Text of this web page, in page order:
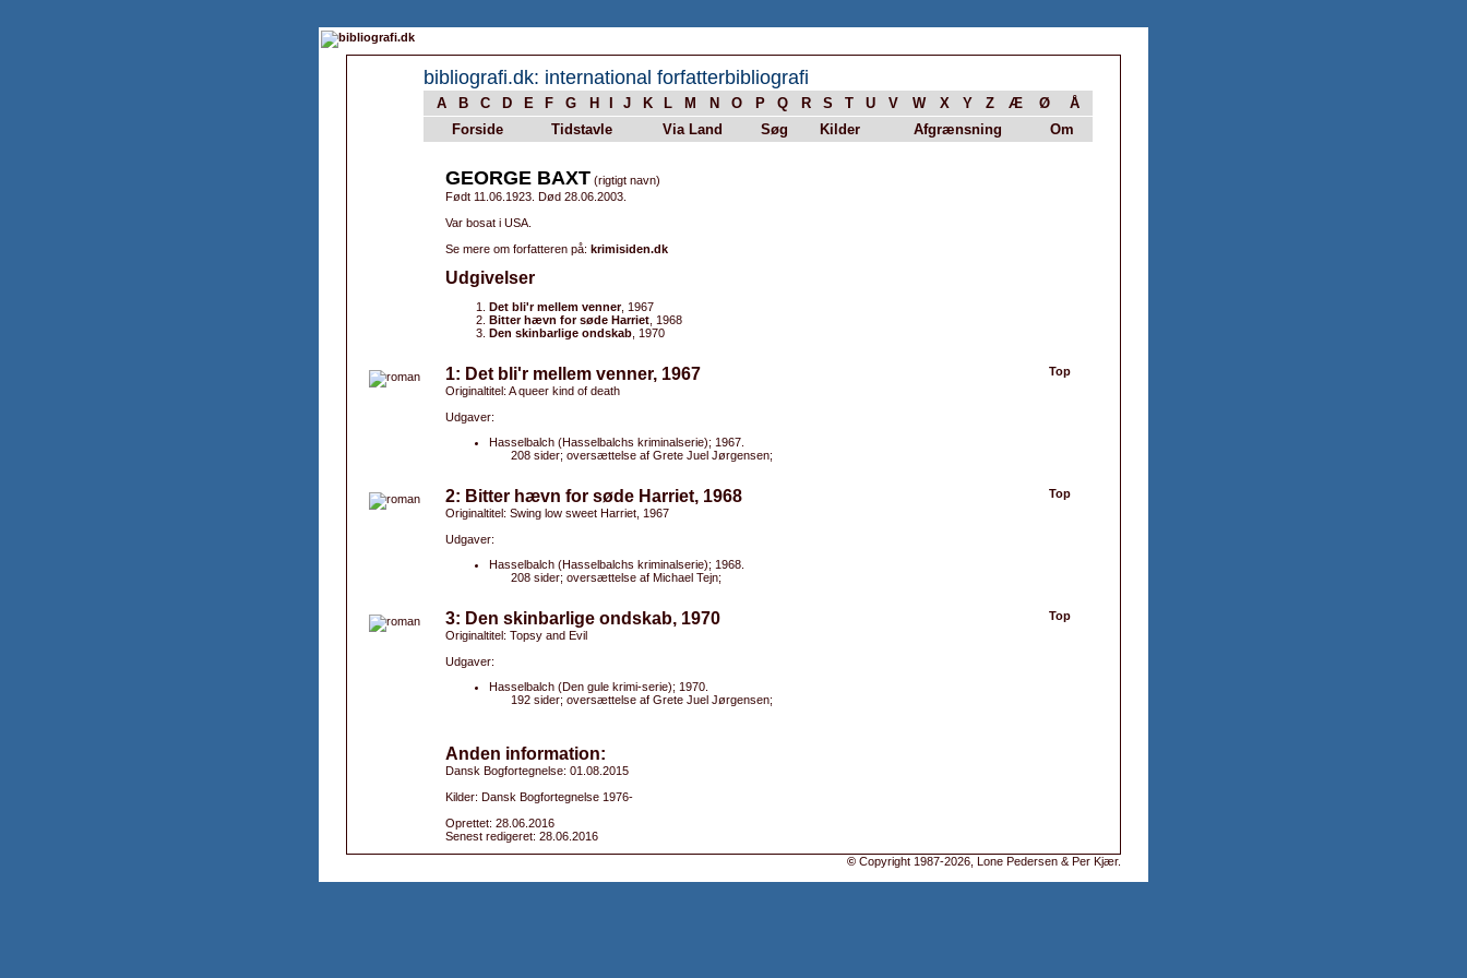
bibliografi.dk: international forfatterbibliografi
A B C D E F G H J K L M N O P Q R S T U V W X Y Z Æ Ø
Å
Forside
Tidstavle Via Land Søg Kilder Afgrænsning Om
GEORGE BAXT (rigtigt navn)
Født 11.06.1923. Død 28.06.2003.
Var bosat i USA.
Se mere om forfatteren på: krimisiden.dk
Udgivelser
Det bli'r mellem venner, 1967
Bitter hævn for søde Harriet , 1968
Den skinbarlige ondskab , 1970
Top
1: Det bli'r mellem venner, 1967
Originaltitel: A queer kind of death
Udgaver:
Hasselbalch (Hasselbalchs kriminalserie); 1967.
208 sider; oversættelse af Grete Juel Jørgensen;
Top
2: Bitter hævn for søde Harriet, 1968
Originaltitel: Swing low sweet Harriet, 1967
Udgaver:
Hasselbalch (Hasselbalchs kriminalserie); 1968.
208 sider; oversættelse af Michael Tejn;
Top
3: Den skinbarlige ondskab, 1970
Originaltitel: Topsy and Evil
Udgaver:
Hasselbalch (Den gule krimi-serie); 1970.
192 sider; oversættelse af Grete Juel Jørgensen;
Anden information:
Dansk Bogfortegnelse: 01.08.2015
Kilder: Dansk Bogfortegnelse 1976-
Oprettet: 28.06.2016
Senest redigeret: 28.06.2016
© Copyright 1987-2026, Lone Pedersen & Per Kjær.